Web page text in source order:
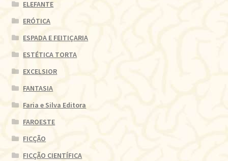
ELEFANTE
ERÓTICA
ESPADA E FEITIÇARIA
ESTÉTICA TORTA
EXCELSIOR
FANTASIA
Faria e Silva Editora
FAROESTE
FICÇÃO
FICÇÃO CIENTÍFICA